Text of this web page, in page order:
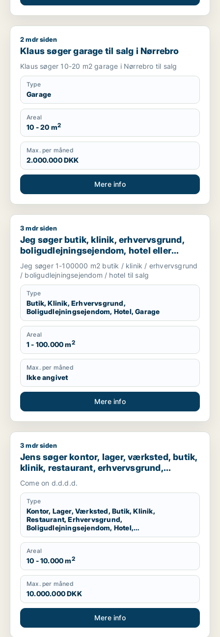
Klaus søger garage til salg i Nørrebro
2 mdr siden
Klaus søger garage til salg i Nørrebro
Klaus søger 10-20 m2 garage i Nørrebro til salg
Type
Garage
Areal
10 - 20 m2
Max. per måned
2.000.000 DKK
Mere info
Jeg søger butik, klinik, erhvervsgrund,
3 mdr siden
Jeg søger butik, klinik, erhvervsgrund,
boligudlejningsejendom, hotel eller
garage til salg i Storkøbenhavn
Jeg søger 1-100000 m2 butik / klinik / erhvervsgrund
/ boligudlejningsejendom / hotel til salg
Type
Butik, Klinik, Erhvervsgrund,
Boligudlejningsejendom, Hotel, Garage
Areal
1 - 100.000 m2
Max. per måned
Ikke angivet
Mere info
Jens søger kontor, lager, værksted, butik, klinik,
3 mdr siden
Jens søger kontor, lager, værksted, butik,
klinik, restaurant, erhvervsgrund,
boligudlejningsejendom, hotel,
Dragør
Come on d.d.d.d.
Type
Kontor, Lager, Værksted, Butik, Klinik,
Restaurant, Erhvervsgrund,
Boligudlejningsejendom, Hotel,
Produktionslokaler, Garage
Areal
10 - 10.000 m2
Max. per måned
10.000.000 DKK
Mere info